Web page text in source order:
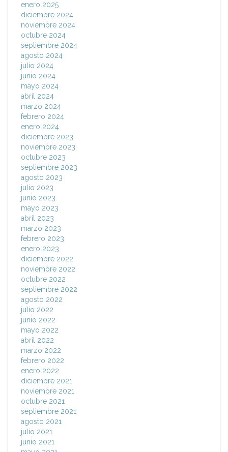
enero 2025
diciembre 2024
noviembre 2024
octubre 2024
septiembre 2024
agosto 2024
julio 2024
junio 2024
mayo 2024
abril 2024
marzo 2024
febrero 2024
enero 2024
diciembre 2023
noviembre 2023
octubre 2023
septiembre 2023
agosto 2023
julio 2023
junio 2023
mayo 2023
abril 2023
marzo 2023
febrero 2023
enero 2023
diciembre 2022
noviembre 2022
octubre 2022
septiembre 2022
agosto 2022
julio 2022
junio 2022
mayo 2022
abril 2022
marzo 2022
febrero 2022
enero 2022
diciembre 2021
noviembre 2021
octubre 2021
septiembre 2021
agosto 2021
julio 2021
junio 2021